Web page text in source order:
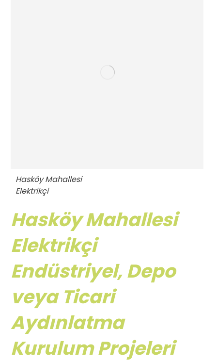
Hasköy Mahallesi
Elektrikçi
Hasköy Mahallesi
Elektrikçi
Endüstriyel, Depo
veya Ticari
Aydınlatma
Kurulum Projeleri